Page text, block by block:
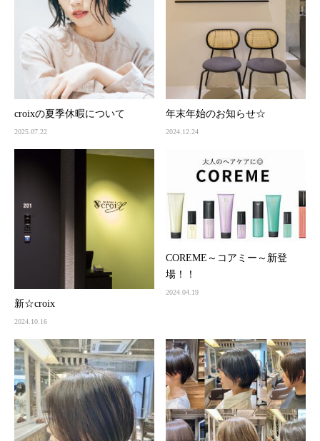
croixの夏季休暇について
2025.07.22
年末年始のお知らせ☆
2024.12.24
新☆croix
2024.10.16
COREME～コアミー～新登
場！！
2024.04.19